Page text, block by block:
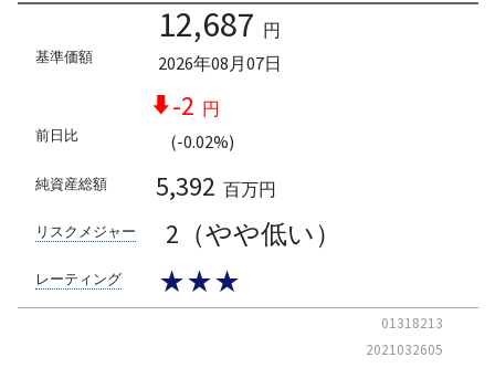
基準価額
12,687 円
2026年08月07日
前日比
-2 円
(-0.02%)
純資産総額 5,392 百万円
リスクメジャー 2（やや低い）
レーティング ★★★
01318213
2021032605